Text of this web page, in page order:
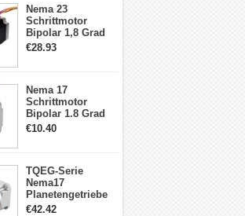
Nema 23
Schrittmotor
Bipolar 1,8 Grad
2,83Nm 4 A 2,26V
€28.93
Nema 17
Schrittmotor
Bipolar 1.8 Grad
8.7Ncm 1A 3.5V 4
€10.40
TQEG-Serie
Nema17
Planetengetriebe
10:1 Spiel 15Arc-
€42.42